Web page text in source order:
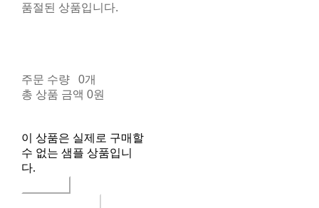
품절된 상품입니다.
주문 수량
0개
총 상품 금액 0원
이 상품은 실제로 구매할
수 없는 샘플 상품입니
다.